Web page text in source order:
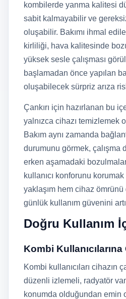
kombilerde yanma kalitesi
sabit kalmayabilir ve
oluşabilir. Bakımı ihmal
kirliliği, hava kalitesinde
yüksek sesle çalışması
başlamadan önce yapılan
oluşabilecek sürpriz arıza
Çankırı için hazırlanan bu
yalnızca cihazı temizlemek
Bakım aynı zamanda
durumunu görmek, çalışma
erken aşamadaki
kullanıcı konforunu
yaklaşım hem cihaz
günlük kullanım güvenini
Doğru Kullanım
Kombi
Kombi kullanıcıları cihazın
düzenli izlemeli, radyatör
konumda olduğundan emin